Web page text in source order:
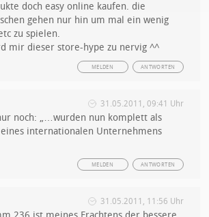
doch easy online kaufen. die
gehen nur hin um mal ein wenig
zu spielen.
mir dieser store-hype zu nervig ^^
ANTWORTEN
MELDEN
31.05.2011, 09:41 Uhr
noch: „…wurden nun komplett als
eines internationalen Unternehmens
ANTWORTEN
MELDEN
31.05.2011, 11:56 Uhr